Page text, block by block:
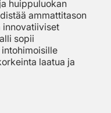
huippuluokan
ammattitason
innovatiiviset
sopii
laatua ja